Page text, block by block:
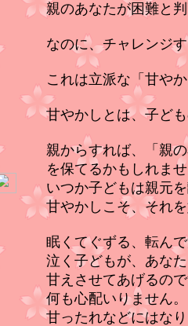
親のあなたが困難と
なのに、チャレンジ
これは立派な「甘や
甘やかしとは、子ど
親からすれば、「親
を保てるかもしれま
いつか子どもは親元
甘やかしこそ、それ
眠くてぐずる、転ん
泣く子どもが、あな
甘えさせてあげるの
何も心配いりません。
甘ったれなどにはな